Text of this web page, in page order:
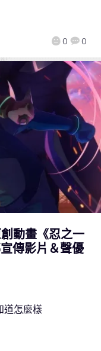
0 0
動畫《忍之一
傳影片＆聲優
道怎麼樣